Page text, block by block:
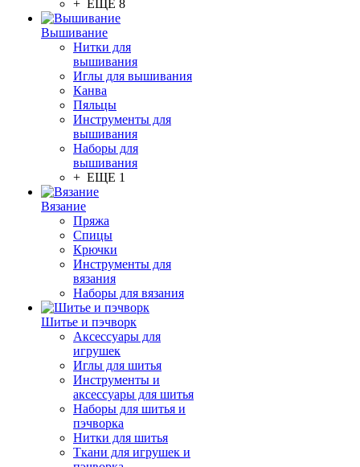
+ ЕЩЕ 8
Вышивание
Нитки для
вышивания
Иглы для вышивания
Канва
Пяльцы
Инструменты для
вышивания
Наборы для
вышивания
+ ЕЩЕ 1
Вязание
Пряжа
Спицы
Крючки
Инструменты для
вязания
Наборы для вязания
Шитье и пэчворк
Аксессуары для
игрушек
Иглы для шитья
Инструменты и
аксессуары для шитья
Наборы для шитья и
пэчворка
Нитки для шитья
Ткани для игрушек и